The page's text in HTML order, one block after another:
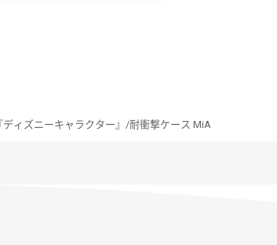
ディズニーキャラクター』/耐衝撃ケース MiA